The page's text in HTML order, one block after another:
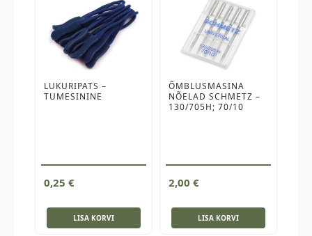
LUKURIPATS –
TUMESININE
0,25 €
LISA KORVI
ÕMBLUSMASINA
NÕELAD SCHMETZ –
130/705H; 70/10
2,00 €
LISA KORVI